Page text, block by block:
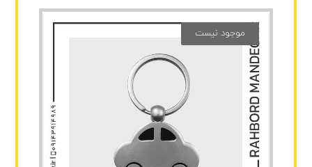
موجود نیست